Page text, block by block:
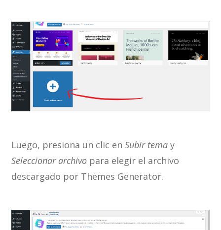
Luego, presiona un clic en Subir tema y
Seleccionar archivopara elegir el archivo
descargado por Themes Generator.